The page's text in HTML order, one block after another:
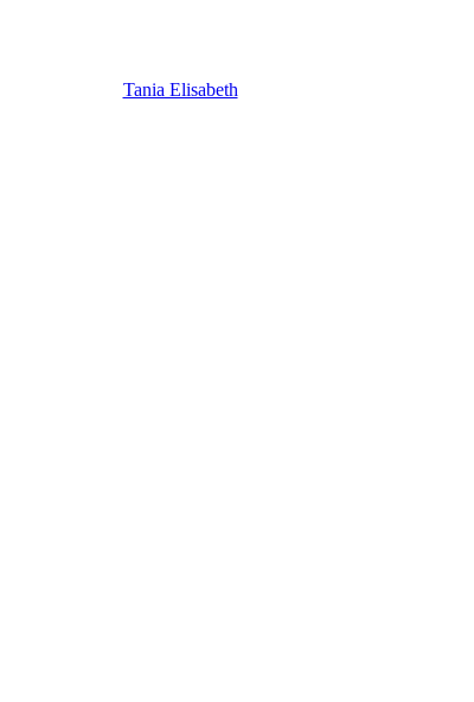
Tania Elisabeth